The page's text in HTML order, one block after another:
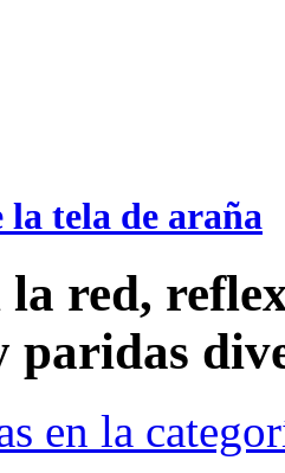
la tela de araña
red,
paridas
en la